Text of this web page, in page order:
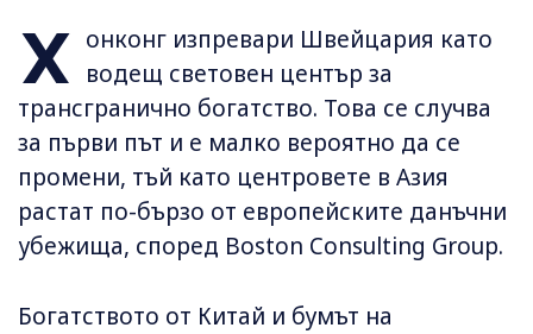
Х онконг изпревари Швейцария като
водещ световен център за
трансгранично богатство. Това се случва
за първи път и е малко вероятно да се
промени, тъй като центровете в Азия
растат по-бързо от европейските данъчни
убежища, според Boston Consulting Group.
Богатството от Китай и бумът на